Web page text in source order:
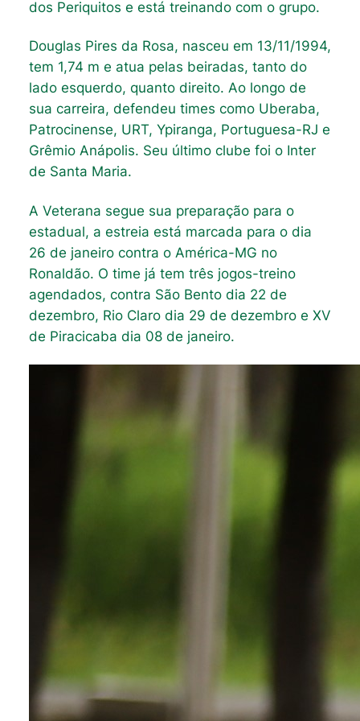
dos Periquitos e está treinando com o grupo.
Douglas Pires da Rosa, nasceu em 13/11/1994,
tem 1,74 m e atua pelas beiradas, tanto do
lado esquerdo, quanto direito. Ao longo de
sua carreira, defendeu times como Uberaba,
Patrocinense, URT, Ypiranga, Portuguesa-RJ e
Grêmio Anápolis. Seu último clube foi o Inter
de Santa Maria.
A Veterana segue sua preparação para o
estadual, a estreia está marcada para o dia
26 de janeiro contra o América-MG no
Ronaldão. O time já tem três jogos-treino
agendados, contra São Bento dia 22 de
dezembro, Rio Claro dia 29 de dezembro e XV
de Piracicaba dia 08 de janeiro.